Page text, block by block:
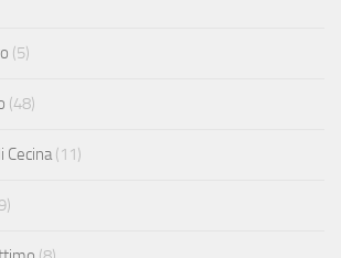
(5)
(48)
Cecina (11)